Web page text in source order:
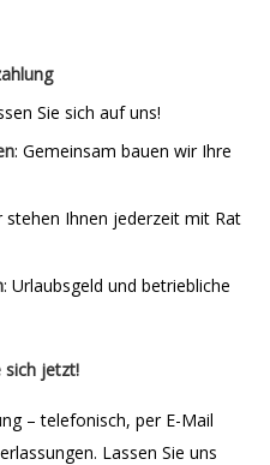
Sie sich auf uns!
: Gemeinsam bauen wir Ihre
stehen Ihnen jederzeit mit Rat
: Urlaubsgeld und betriebliche
sich jetzt!
– telefonisch, per E-Mail
Lassen Sie uns